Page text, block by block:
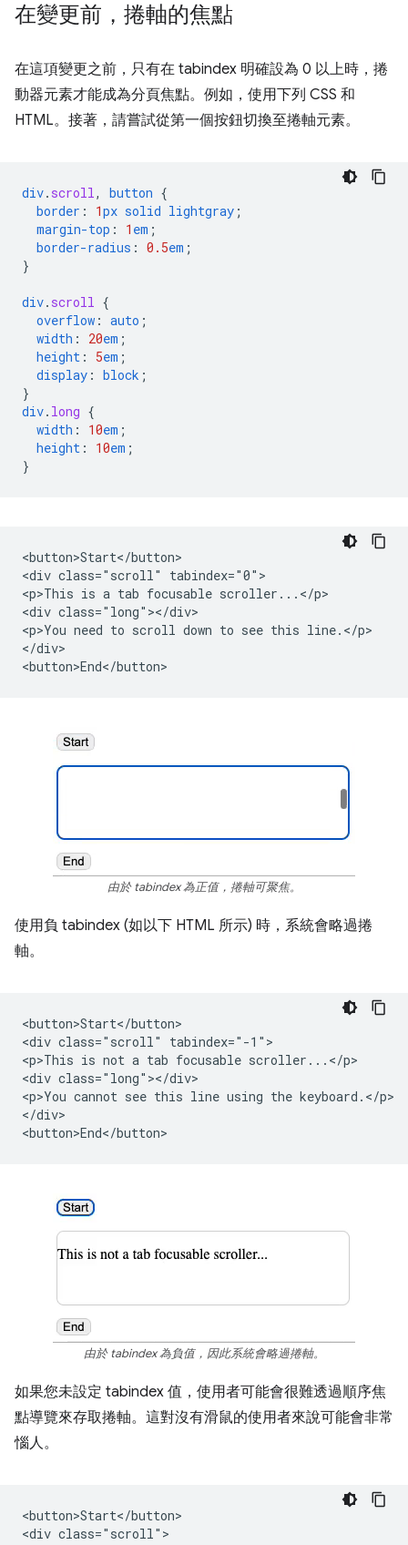
在變更前，捲軸的焦點
在這項變更之前，只有在 tabindex 明確設為 0 以上時，捲
動器元素才能成為分頁焦點。例如，使用下列 CSS 和
HTML。接著，請嘗試從第一個按鈕切換至捲軸元素。
div. scroll, button {
border : 1px solid lightgray ;
margin-top : 1 em ;
border-radius : 0.5em ;
}
div. scroll {
overflow : auto ;
width : 20em ;
height : 5em ;
display : block ;
}
div. long {
width : 10em ;
height : 10em ;
}
<button>Start</button>
<div class="scroll" tabindex="0">
<p>This is a tab focusable scroller...</p>
<div class="long"></div>
<p>You need to scroll down to see this line.</p>
</div>
由於 tabindex 為正值，捲軸可聚焦。
使用負 tabindex (如以下 HTML 所示) 時，系統會略過捲
軸。
<button>Start</button>
<div class="scroll" tabindex="-1">
<p>This is not a tab focusable scroller...</p>
<div class="long"></div>
<p>You cannot see this line using the keyboard.</p>
</div>
由於 tabindex 為負值，因此系統會略過捲軸。
如果您未設定 tabindex 值，使用者可能會很難透過順序焦
點導覽來存取捲軸。這對沒有滑鼠的使用者來說可能會非常
惱人。
<button>Start</button>
<div class="scroll">